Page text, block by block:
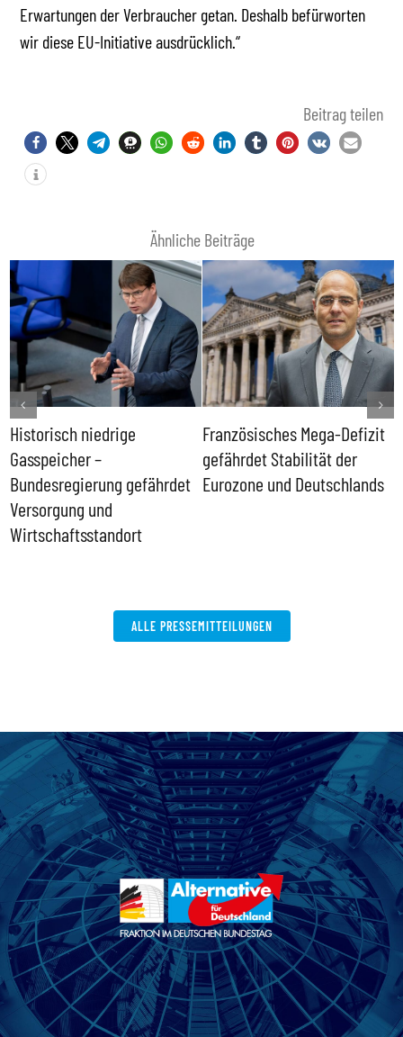
Erwartungen der Verbraucher getan. Deshalb befürworten
wir diese EU-Initiative ausdrücklich.“
Beitrag teilen
Ähnliche Beiträge
Historisch niedrige
Gasspeicher –
Bundesregierung gefährdet
Versorgung und
Wirtschaftsstandort
Französisches Mega-Defizit
gefährdet Stabilität der
Eurozone und Deutschlands
ALLE PRESSEMITTEILUNGEN